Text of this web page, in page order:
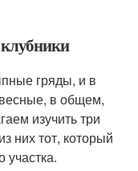
гряды, и в
в общем,
изучить три
них тот, который
участка.